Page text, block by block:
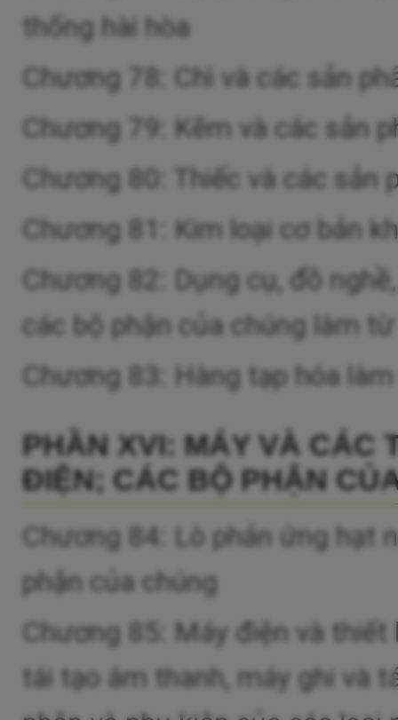
thống hài hòa
Chương 78: Chì và các sản
Chương 79: Kẽm và các sản
Chương 80: Thiếc và các sản
Chương 81: Kim loại cơ bản
Chương 82: Dụng cụ, đồ
các bộ phận của chúng làm
Chương 83: Hàng tạp hóa
PHẦN XVI: MÁY VÀ CÁC
ĐIỆN; CÁC BỘ PHẬN
Chương 84: Lò phản ứng hạt
phận của chúng
Chương 85: Máy điện và thiết
tái tạo âm thanh, máy ghi và